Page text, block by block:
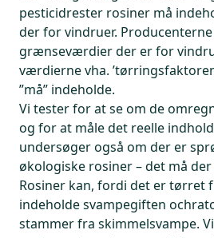
pesticidrester rosiner må
der for vindruer.
grænseværdier der er for
værdierne vha.
”må” indeholde.
Vi tester for at se om de
og for at måle det reelle
undersøger også om der er
økologiske rosiner – det må
Rosiner kan, fordi det er tørret
indeholde svampegiften
stammer fra skimmelsvampe.